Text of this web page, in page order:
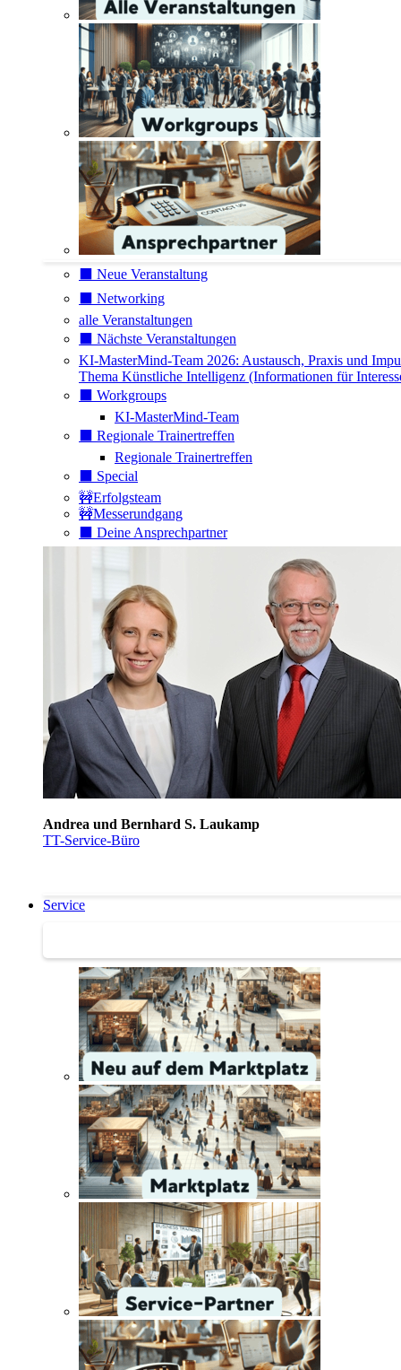
⬛️ Neue Veranstaltung
⬛️ Networking
alle Veranstaltungen
⬛️ Nächste Veranstaltungen
KI-MasterMind-Team 2026: Austausch, Praxis und
Thema Künstliche Intelligenz (Informationen für
⬛️ Workgroups
KI-MasterMind-Team
⬛️ Regionale Trainertreffen
Regionale Trainertreffen
⬛️ Special
🚧Erfolgsteam
🚧Messerundgang
⬛️ Deine Ansprechpartner
Andrea und Bernhard S. Laukamp
TT-Service-Büro
Service